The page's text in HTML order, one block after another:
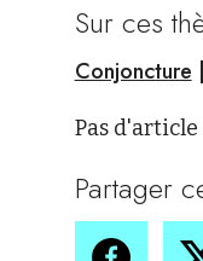
Sur ces
Conjoncture |
Pas
Partager